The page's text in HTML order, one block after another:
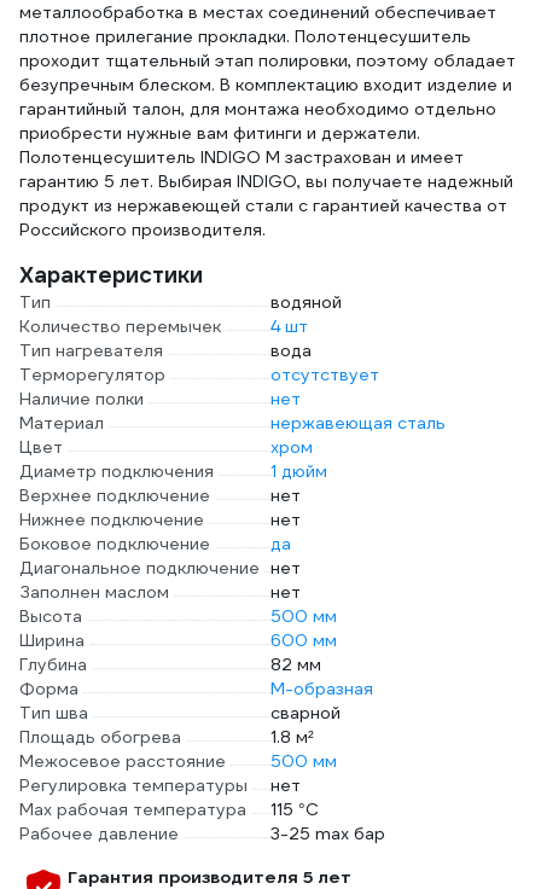
металлообработка в местах соединений обеспечивает
плотное прилегание прокладки. Полотенцесушитель
проходит тщательный этап полировки, поэтому обладает
безупречным блеском. В комплектацию входит изделие и
гарантийный талон, для монтажа необходимо отдельно
приобрести нужные вам фитинги и держатели.
Полотенцесушитель INDIGO M застрахован и имеет
гарантию 5 лет. Выбирая INDIGO, вы получаете надежный
продукт из нержавеющей стали с гарантией качества от
Российского производителя.
Характеристики
Тип
водяной
Количество перемычек
4 шт
Тип нагревателя
вода
Терморегулятор
отсутствует
Наличие полки
нет
Материал
нержавеющая сталь
Цвет
хром
Диаметр подключения
1 дюйм
Верхнее подключение
нет
Нижнее подключение
нет
Боковое подключение
да
Диагональное подключение нет
Заполнен маслом
нет
Высота
500 мм
Ширина
600 мм
Глубина
82 мм
Форма
М-образная
Тип шва
сварной
Площадь обогрева
1.8 м²
Межосевое расстояние
500 мм
Регулировка температуры
нет
Max рабочая температура
115 °С
Рабочее давление
3-25 max бар
Гарантия производителя 5 лет